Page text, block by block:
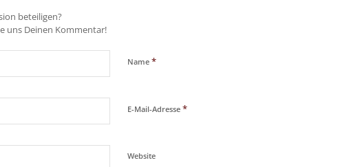
beteiligen?
uns Deinen Kommentar!
Name*
E-Mail-Adresse*
Website